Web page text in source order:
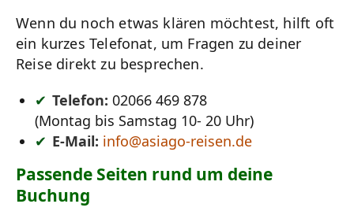
Wenn du noch etwas klären möchtest, hilft oft
ein kurzes Telefonat, um Fragen zu deiner
Reise direkt zu besprechen.
Telefon: 02066 469 878
(Montag bis Samstag 10- 20 Uhr)
E-Mail: info@asiago-reisen.de
Passende Seiten rund um deine
Buchung